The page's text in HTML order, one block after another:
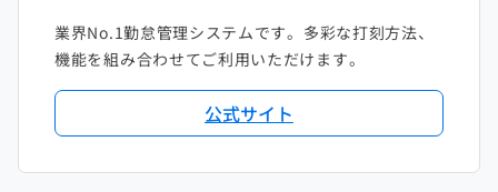
業界No.1勤怠管理システムです。多彩な打刻方法、
機能を組み合わせてご利用いただけます。
公式サイト